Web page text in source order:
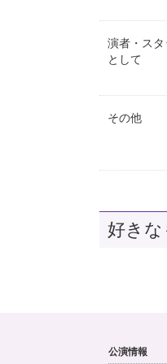
演者・スタ
として
その他
好きな
公演情報